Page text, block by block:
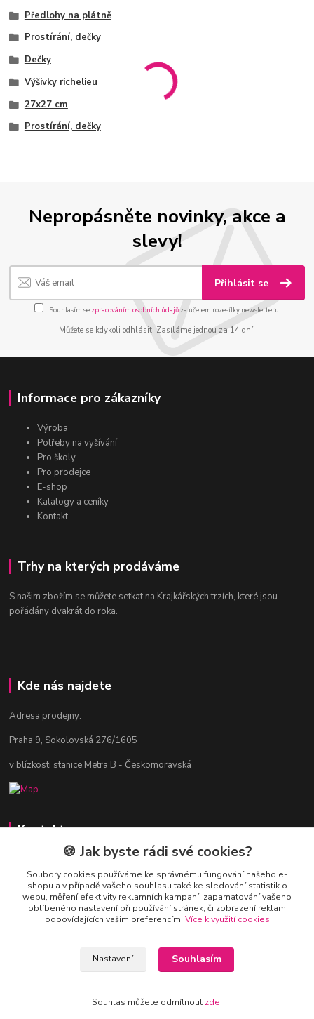
Předlohy na plátně
Prostírání, dečky
Dečky
Výšivky richelieu
27x27 cm
Prostírání, dečky
Nepropásněte novinky, akce a
slevy!
Přihlásit se
Souhlasím se zpracováním osobních údajůza účelem rozesílky newsletteru.
Můžete se kdykoli odhlásit. Zasíláme jednou za 14 dní.
Informace pro zákazníky
Výroba
Potřeby na vyšívání
Pro školy
Pro prodejce
E-shop
Katalogy a ceníky
Kontakt
Trhy na kterých prodáváme
S našim zbožím se můžete setkat na Krajkářských trzích, které jsou
pořádány dvakrát do roka.
Kde nás najdete
Adresa prodejny:
Praha 9, Sokolovská 276/1605
v blízkosti stanice Metra B - Českomoravská
Kontakty
Jitka Vlasáková
281 916 793
Po-Čt 8-16:30, Pá 8-14:30
nitka@nitka.cz
🍪 Jak byste rádi své cookies?
Soubory cookies používáme ke správnému fungování našeho e-
shopu a v případě vašeho souhlasu také ke sledování statistik o
webu, měření efektivity reklamních kampaní, zapamatování vašeho
oblíbeného nastavení při používání stránek, či zobrazení reklam
odpovídajících vašim preferencím. Více k využití cookies
Nastavení Souhlasím
Souhlas můžete odmítnout zde.